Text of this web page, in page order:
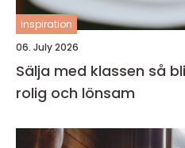
inspiration
06. July 2026
Sälja med klassen så blir försäljningen både
rolig och lönsam